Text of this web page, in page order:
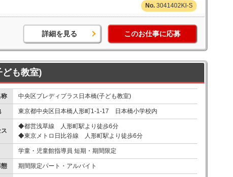
3041402KI-S
詳細を見る このお仕事に応募
も教室)
中央区プレディプラス日本橋(子ども教室)
東京都中央区日本橋人形町1-1-17 日本橋小学校内
◆都営浅草線 人形町駅より徒歩6分
◆東京メトロ日比谷線 人形町駅より徒歩6分
学童・児童館指導員 短期・期間限定
態 期間限定パート・アルバイト